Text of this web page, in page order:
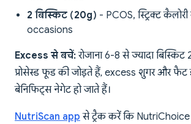
2 बिस्किट (20g) - PCOS, स्ट्रिक्ट कैलोरी
occasions
Excess से बचें:रोजाना 6-8 से ज्यादा
प्रोसेस्ड फूड की जोड़ते हैं, excess शुगर और
बेनिफिट्स नेगेट हो जाते हैं।
NutriScan app से ट्रैक करें कि